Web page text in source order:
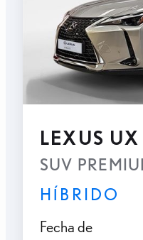
LEXUS UX
SUV
HÍBRIDO
Fecha de